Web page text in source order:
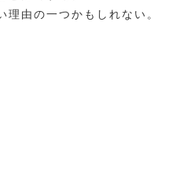
由の一つかもしれない。